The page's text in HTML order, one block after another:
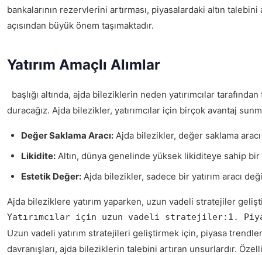
bankalarının rezervlerini artırması, piyasalardaki altın
açısından büyük önem taşımaktadır.
Yatırım Amaçlı Alımlar
başlığı altında, ajda bileziklerin neden yatırımcılar
duracağız. Ajda bilezikler, yatırımcılar için birçok avantaj
Değer Saklama Aracı: Ajda bilezikler, değer saklama
Likidite: Altın, dünya genelinde yüksek likiditeye sahip bir
Estetik Değer: Ajda bilezikler, sadece bir yatırım aracı
Ajda bileziklere yatırım yaparken, uzun vadeli stratejiler
Yatırımcılar için uzun vadeli stratejiler:1.
Uzun vadeli yatırım stratejileri geliştirmek için, piyasa
davranışları, ajda bileziklerin talebini artıran unsurlardır.